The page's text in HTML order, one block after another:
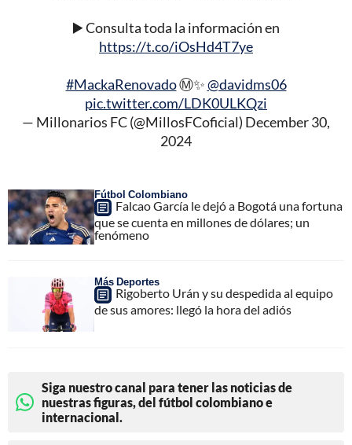
▶️ Consulta toda la información en
https://t.co/iOsHd4T7ye
#MackaRenovadoⓂ️✨@davidms06
pic.twitter.com/LDK0ULKQzi
— Millonarios FC (@MillosFCoficial) December 30,
2024
Fútbol Colombiano
Falcao García le dejó a Bogotá una fortuna
que se cuenta en millones de dólares; un
fenómeno
Más Deportes
Rigoberto Urán y su despedida al equipo
de sus amores: llegó la hora del adiós
Siga nuestro canal para tener las noticias de
nuestras figuras, del fútbol colombiano e
internacional.